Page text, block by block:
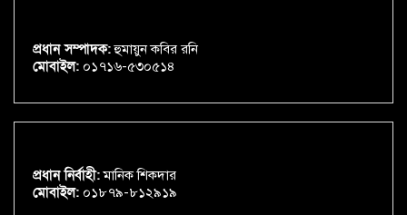
প্রধান সম্পাদক:হুমায়ুন কবির রনি
মোবাইল: ০১৭১৬-৫৩০৫১৪
প্রধান নির্বাহী:মানিক শিকদার
মোবাইল: ০১৮৭৯-৮১২৯১৯